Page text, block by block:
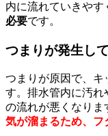
内に流れていきやす
必要です。
つまりが発生し
つまりが原因で、キ
す。排水管内に汚れ
の流れが悪くなりま
気が溜まるため、フ